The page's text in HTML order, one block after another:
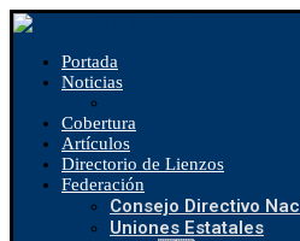
Portada
Noticias
Cobertura
Artículos
Directorio de Lienzos
Federación
Consejo Directivo
Uniones Estatales